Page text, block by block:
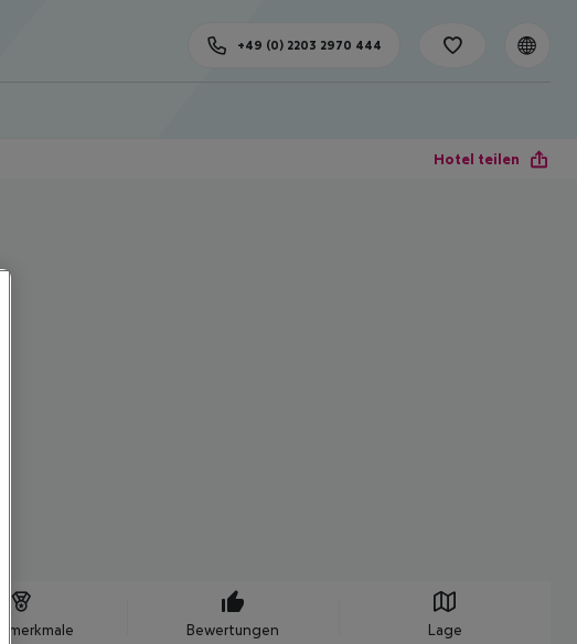
+49 (0) 2203 2970 444
Hotel teilen
Bewertungen Lage